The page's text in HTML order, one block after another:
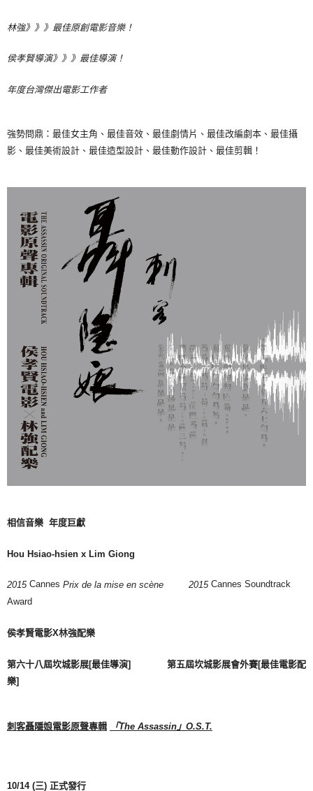
每筆NT$65，滿NT$1,000(含以上)免運費
付款後全家取貨
7-11取貨付款
付款後7-11取貨
宅配
每筆NT$85，滿NT$1,000(含以上)免運費
海外地區配送
林強》》》最佳原創電影音樂！
侯孝賢導演》》》最佳導演！
年度台灣傑出電影工作者
強勢問鼎：最佳女主角、最佳音效、最佳劇情片、最佳改編劇本、最佳攝
影、最佳美術設計、最佳造型設計、最佳動作設計、最佳剪輯！
相信音樂 年度巨獻
Hou Hsiao-hsien x Lim Giong
2015 Cannes Prix de la mise en scène 2015 Cannes Soundtrack
Award
侯孝賢電影X林強配樂
第六十八屆坎城影展[最佳導演] 第五屆坎城影展會外賽[最佳電影配
樂]
刺客聶隱娘電影原聲專輯 「The Assassin 」 O.S.T.
10/14 (三) 正式發行